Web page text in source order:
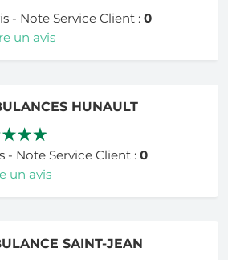
- Note Service Client : 0
un avis
HUNAULT
- Note Service Client : 0
un avis
SAINT-JEAN